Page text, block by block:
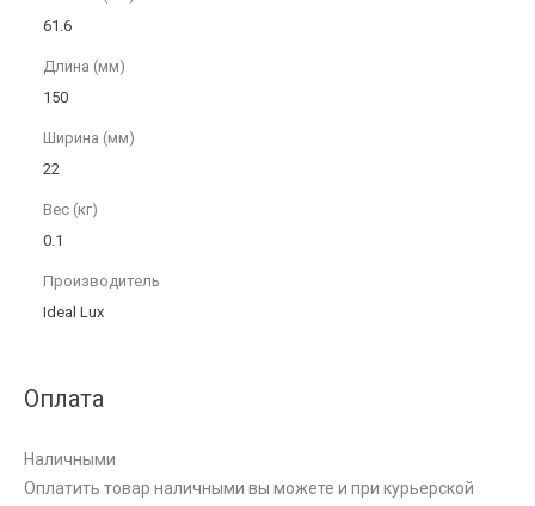
61.6
Длина (мм)
150
Ширина (мм)
22
Вес (кг)
0.1
Производитель
Ideal Lux
Оплата
Наличными
Оплатить товар наличными вы можете и при курьерской